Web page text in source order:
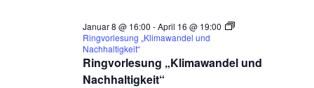
Ringvorlesung „Klimawandel und
Nachhaltigkeit“
Januar 8 @ 16:00 -April 16 @ 19:00
Ringvorlesung „Klimawandel und
Nachhaltigkeit“